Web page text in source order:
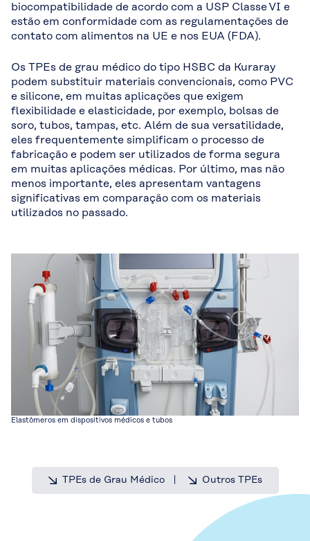
biocompatibilidade de acordo com a USP Classe VI e
estão em conformidade com as regulamentações de
contato com alimentos na UE e nos EUA (FDA).
Os TPEs de grau médico do tipo HSBC da Kuraray
podem substituir materiais convencionais, como PVC
e silicone, em muitas aplicações que exigem
flexibilidade e elasticidade, por exemplo, bolsas de
soro, tubos, tampas, etc. Além de sua versatilidade,
eles frequentemente simplificam o processo de
fabricação e podem ser utilizados de forma segura
em muitas aplicações médicas. Por último, mas não
menos importante, eles apresentam vantagens
significativas em comparação com os materiais
utilizados no passado.
Elastômeros em dispositivos médicos e tubos
TPEs de Grau Médico Outros TPEs